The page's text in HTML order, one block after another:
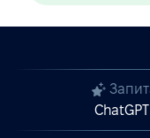
ChatGPT